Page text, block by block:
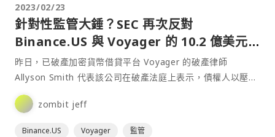
2023/02/23
針對性監管大錘？SEC 再次反對
Binance.US 與 Voyager 的 10.2 億美元
收購案
昨日，已破產加密貨幣借貸平台 Voyager 的破產律師
Allyson Smith 代表該公司在破產法庭上表示，債權人以壓倒
性的 97%支持率支持 Binance.US 與 Voyager 的 10.2 億美
元收購案，並向法官表示該計畫預計不會有任何障礙，預計將
zombit jeff
Binance.US Voyager 監管